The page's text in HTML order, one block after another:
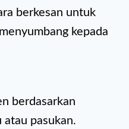
berkesan untuk
kepada
berdasarkan
pasukan.